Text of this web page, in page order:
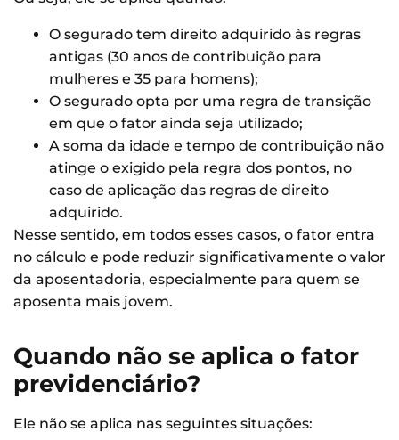
O segurado tem direito adquirido às regras
antigas (30 anos de contribuição para
mulheres e 35 para homens);
O segurado opta por uma regra de transição
em que o fator ainda seja utilizado;
A soma da idade e tempo de contribuição não
atinge o exigido pela regra dos pontos, no
caso de aplicação das regras de direito
adquirido.
Nesse sentido, em todos esses casos, o fator entra
no cálculo e pode reduzir significativamente o valor
da aposentadoria, especialmente para quem se
aposenta mais jovem.
Quando não se aplica o fator
previdenciário?
Ele não se aplica nas seguintes situações: